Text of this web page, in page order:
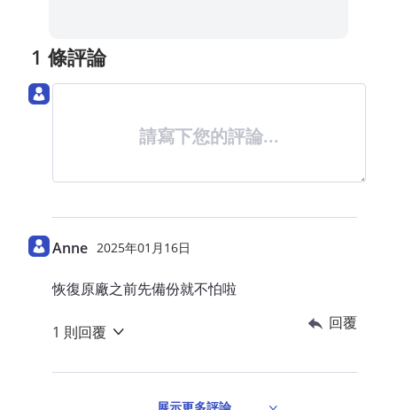
1 條評論
請寫下您的評論...
Anne 2025年01月16日
恢復原廠之前先備份就不怕啦
1 則回覆 回覆